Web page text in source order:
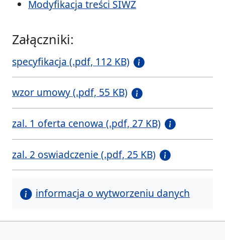
Modyfikacja treści SIWZ
Załączniki:
specyfikacja (.pdf, 112 KB)
wzor umowy (.pdf, 55 KB)
zal. 1 oferta cenowa (.pdf, 27 KB)
zal. 2 oswiadczenie (.pdf, 25 KB)
informacja o wytworzeniu danych